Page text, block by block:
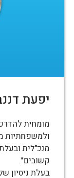
יפעת
מומחית
ולמשפחתיות
מנכ"לית
קשובים".